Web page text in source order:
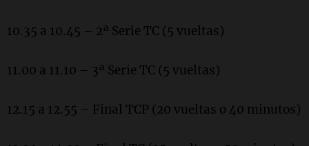
10.35 a 10.45 – 2ª Serie TC (5 vueltas)
11.00 a 11.10 – 3ª Serie TC (5 vueltas)
12.15 a 12.55 – Final TCP (20 vueltas o 40 minutos)